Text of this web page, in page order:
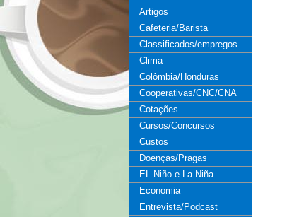
Artigos
Cafeteria/Barista
Classificados/empregos
Clima
Colômbia/Honduras
Cooperativas/CNC/CNA
Cotações
Cursos/Concursos
Custos
Doenças/Pragas
EL Niño e La Niña
Economia
Entrevista/Podcast